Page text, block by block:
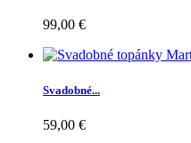
99,00 €
Svadobné...
59,00 €